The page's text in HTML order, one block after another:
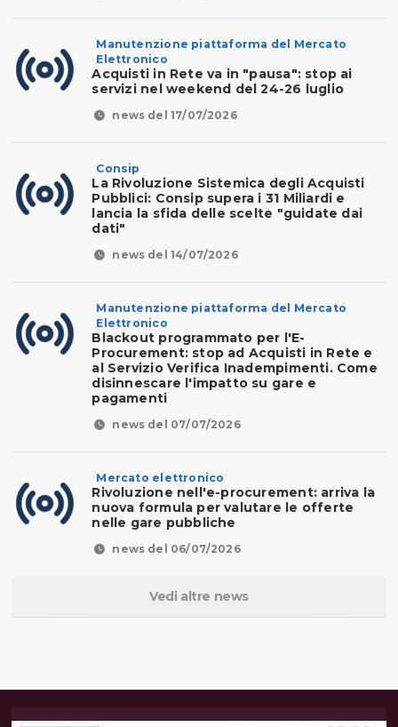
Manutenzione piattaforma del Mercato
Elettronico
Acquisti in Rete va in "pausa": stop ai
servizi nel weekend del 24-26 luglio
news del 17/07/2026
Consip
La Rivoluzione Sistemica degli Acquisti
Pubblici: Consip supera i 31 Miliardi e
lancia la sfida delle scelte "guidate dai
dati"
news del 14/07/2026
Manutenzione piattaforma del Mercato
Elettronico
Blackout programmato per l'E-
Procurement: stop ad Acquisti in Rete e
al Servizio Verifica Inadempimenti. Come
disinnescare l'impatto su gare e
pagamenti
news del 07/07/2026
Mercato elettronico
Rivoluzione nell'e-procurement: arriva la
nuova formula per valutare le offerte
nelle gare pubbliche
news del 06/07/2026
Vedi altre news